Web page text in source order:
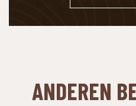
ANDEREN